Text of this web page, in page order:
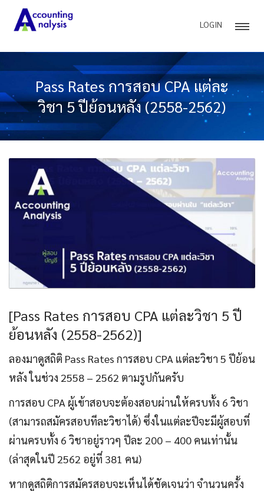
LOGIN
Pass Rates การสอบ CPA แต่ละ
วิชา 5 ปีย้อนหลัง (2558-2562)
[Pass Rates การสอบ CPA แต่ละวิชา 5 ปี
ย้อนหลัง (2558-2562)]
ลองมาดูสถิติ Pass Rates การสอบ CPA แต่ละวิชา 5 ปีย้อน
หลัง ในช่วง 2558 – 2562 ตามรูปกันครับ
การสอบ CPA ผู้เข้าสอบจะต้องสอบผ่านให้ครบทั้ง 6 วิชา
(สามารถสมัครสอบทีละวิชาได้) ซึ่งในแต่ละปีจะมีผู้สอบที่
ผ่านครบทั้ง 6 วิชาอยู่ราวๆ ปีละ 200 – 400 คนเท่านั้น
(ล่าสุดในปี 2562 อยู่ที่ 381 คน)
หากดูสถิติการสมัครสอบจะเห็นได้ชัดเจนว่า จำนวนครั้ง